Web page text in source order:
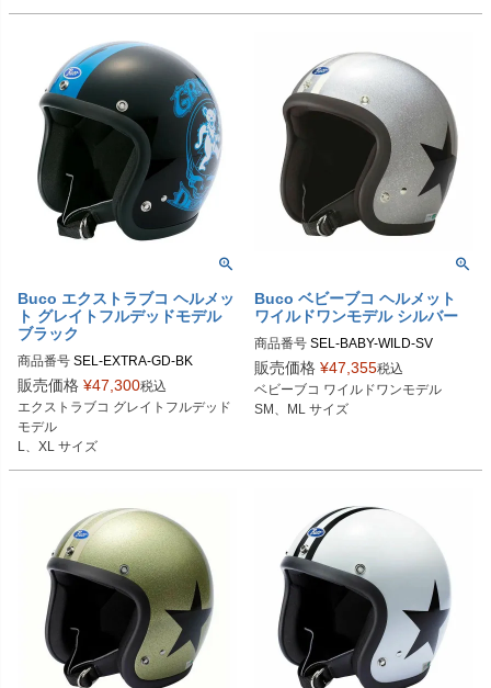
Buco エクストラブコ ヘルメッ
ト グレイトフルデッドモデル
ブラック
商品番号 SEL-EXTRA-GD-BK
Lサイズ商品コード：0107EBCGFD0
25
XLサイズ商品コード：0107EBCGF
販売価格 ¥47,300税込
エクストラブコ グレイトフルデッド
モデル
L、XL サイズ
Buco ベビーブコ ヘルメット
ワイルドワンモデル シルバー
商品番号 SEL-BABY-WILD-SV
SMサイズ商品コード：0107BBCAW
O3
販売価格 ¥47,355税込
ベビーブコ ワイルドワンモデル
SM、ML サイズ